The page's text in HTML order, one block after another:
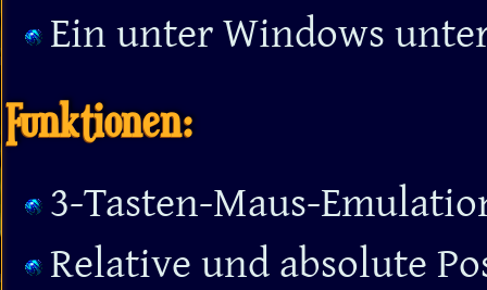
Ein unter Windows
Funktionen:
3-Tasten-Maus-
Relative und absolute